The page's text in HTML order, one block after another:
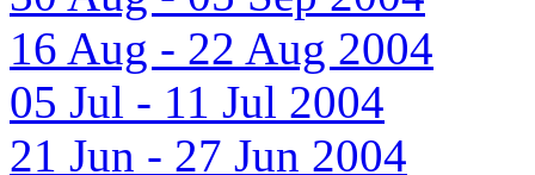
16 Aug - 22 Aug 2004
05 Jul - 11 Jul 2004
21 Jun - 27 Jun 2004